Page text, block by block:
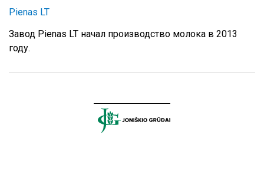
Pienas LT
Завод Pienas LT начал производство молока в 2013
году.